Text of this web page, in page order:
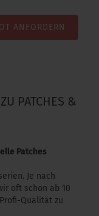
ANFORDERN
PATCHES &
Patches
Je nach
oft schon ab 10
Qualität zu